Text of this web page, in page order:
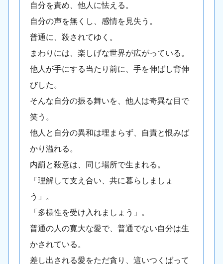
自分を責め、他人に怯える。
自分の声を無くし、感情を見失う。
普通に、殺されてゆく。
まわりには、楽しげな世界が広がっている。
他人が手にする当たり前に、手を伸ばし背伸
びした。
そんな自分の振る舞いを、他人は奇異な目で
笑う。
他人と自分の異和は埋まらず、自責と恨みば
かり溢れる。
内罰と殺意は、同じ場所で生まれる。
「理解して支え合い、共に暮らしましょ
う」。
「多様性を受け入れましょう」。
普通の人の寛大な愛で、普通でない自分は生
かされている。
差し出される愛をただ貪り、這いつくばって